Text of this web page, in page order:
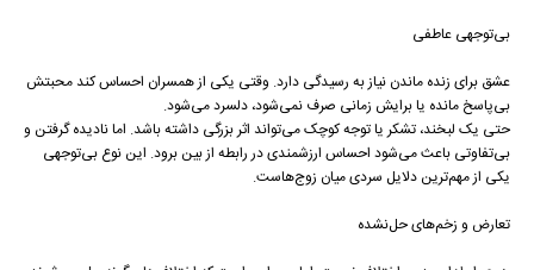
بی‌توجهی عاطفی
عشق برای زنده ماندن نیاز به رسیدگی دارد. وقتی یکی از همسران احساس کند محبتش
بی‌پاسخ مانده یا برایش زمانی صرف نمی‌شود، دلسرد می‌شود.
حتی یک لبخند، تشکر یا توجه کوچک می‌تواند اثر بزرگی داشته باشد. اما نادیده گرفتن و
بی‌تفاوتی باعث می‌شود احساس ارزشمندی در رابطه از بین برود. این نوع بی‌توجهی
یکی از مهم‌ترین دلایل سردی میان زوج‌هاست.
تعارض‌ و زخم‌های حل‌نشده